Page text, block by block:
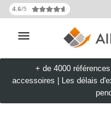
4.6/5
+ de 4000
accessoires
Les délais